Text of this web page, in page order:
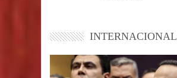
INTERNACIONAL